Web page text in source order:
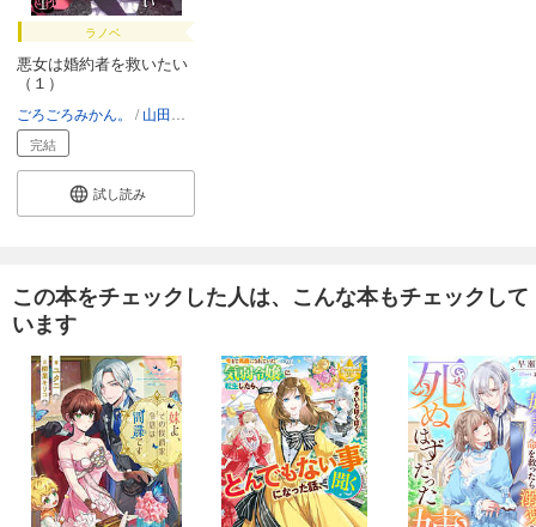
ラノベ
悪女は婚約者を救いたい
（１）
ごろごろみかん。 山田パン
完結
試し読み
この本をチェックした人は、こんな本もチェックして
います